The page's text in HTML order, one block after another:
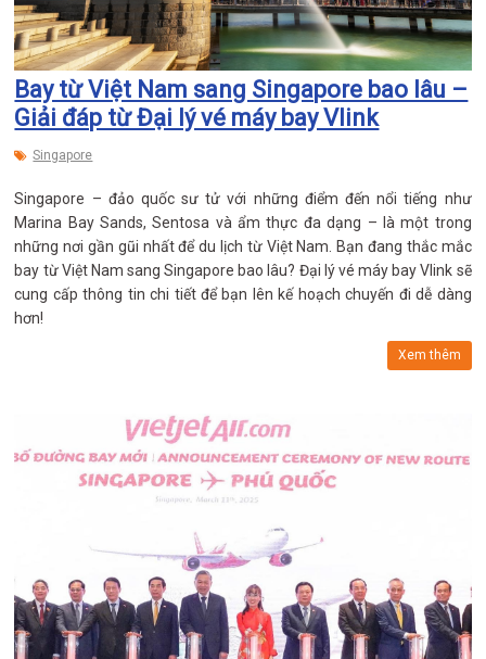
Bay từ Việt Nam sang Singapore bao lâu –
Giải đáp từ Đại lý vé máy bay Vlink
Singapore
Singapore – đảo quốc sư tử với những điểm đến nổi tiếng như
Marina Bay Sands, Sentosa và ẩm thực đa dạng – là một trong
những nơi gần gũi nhất để du lịch từ Việt Nam. Bạn đang thắc mắc
bay từ Việt Nam sang Singapore bao lâu? Đại lý vé máy bay Vlink sẽ
cung cấp thông tin chi tiết để bạn lên kế hoạch chuyến đi dễ dàng
hơn!
Xem thêm